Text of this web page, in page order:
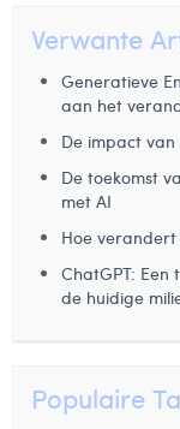
Verwante
Generatieve
aan het
De impact
De toekomst
met AI
Hoe
ChatGPT:
de huidige
Populaire